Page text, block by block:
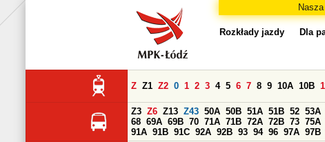
Rozkłady jazdy Dla
Z Z1 Z2 0 1 2 3 4 5 6 7 8 9 10A 10B
Z3 Z6 Z13 Z43 50A 50B 51A 51B 52 53A
68 69A 69B 70 71A 71B 72A 72B 73 75A
91A 91B 91C 92A 92B 93 94 96 97A 97B